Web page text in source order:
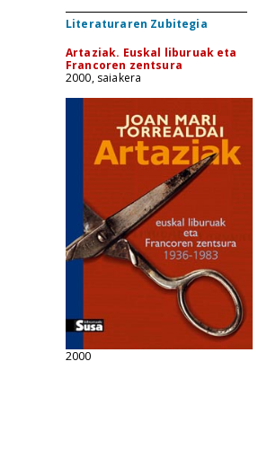
Literaturaren Zubitegia
Artaziak. Euskal liburuak eta
Francoren zentsura
2000, saiakera
2000